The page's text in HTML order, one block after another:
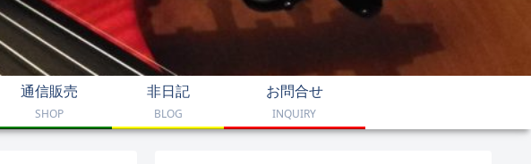
通信販売
SHOP
非日記
BLOG
お問合せ
INQUIRY